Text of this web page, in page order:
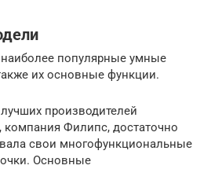
популярные умные
их основные функции.
производителей
Филипс, достаточно
свои многофункциональные
Основные